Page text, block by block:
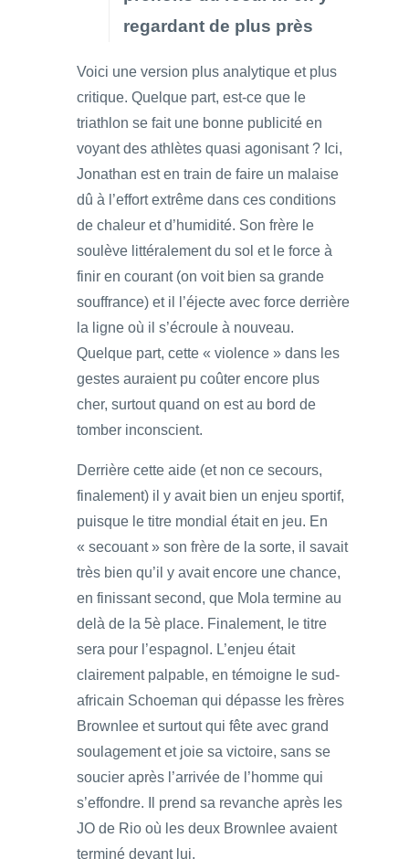
regardant de plus près
Voici une version plus analytique et plus
critique. Quelque part, est-ce que le
triathlon se fait une bonne publicité en
voyant des athlètes quasi agonisant ? Ici,
Jonathan est en train de faire un malaise
dû à l’effort extrême dans ces conditions
de chaleur et d’humidité. Son frère le
soulève littéralement du sol et le force à
finir en courant (on voit bien sa grande
souffrance) et il l’éjecte avec force derrière
la ligne où il s’écroule à nouveau.
Quelque part, cette « violence » dans les
gestes auraient pu coûter encore plus
cher, surtout quand on est au bord de
tomber inconscient.
Derrière cette aide (et non ce secours,
finalement) il y avait bien un enjeu sportif,
puisque le titre mondial était en jeu. En
« secouant » son frère de la sorte, il savait
très bien qu’il y avait encore une chance,
en finissant second, que Mola termine au
delà de la 5è place. Finalement, le titre
sera pour l’espagnol. L’enjeu était
clairement palpable, en témoigne le sud-
africain Schoeman qui dépasse les frères
Brownlee et surtout qui fête avec grand
soulagement et joie sa victoire, sans se
soucier après l’arrivée de l’homme qui
s’effondre. Il prend sa revanche après les
JO de Rio où les deux Brownlee avaient
terminé devant lui.